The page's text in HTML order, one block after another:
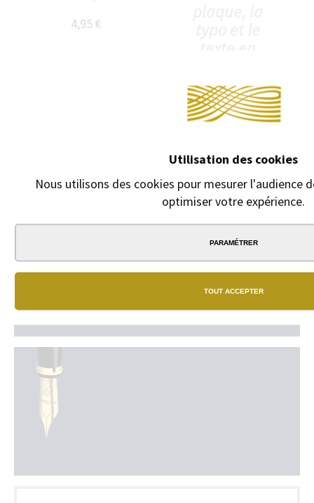
Utilisation des cookies
Nous utilisons des cookies pour mesurer l'audience
optimiser votre expérience.
PARAMÉTRER
TOUT ACCEPTER
4,95 €
"GRAVURE +
15 euros".